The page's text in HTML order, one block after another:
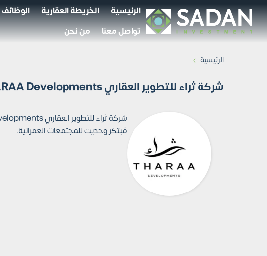
الرئيسية الخريطة العقارية الوظائف
تواصل معنا
من نحن
الرئيسية ›
شركة ثراء للتطوير العقاري THARAA Developments
مُبتكر وحديث للمجتمعات العمرانية.